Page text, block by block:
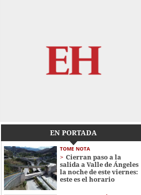
EN PORTADA
TOME NOTA
Cierran paso a la
salida a Valle de Ángeles
la noche de este viernes:
este es el horario